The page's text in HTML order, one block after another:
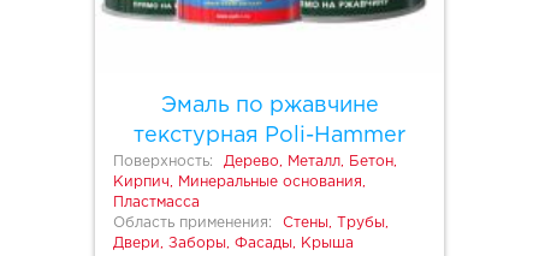
Эмаль по ржавчине
текстурная Poli-Hammer
Поверхность:
Дерево, Металл, Бетон,
Кирпич, Минеральные основания,
Пластмасса
Область применения:
Стены, Трубы,
Двери, Заборы, Фасады, Крыша